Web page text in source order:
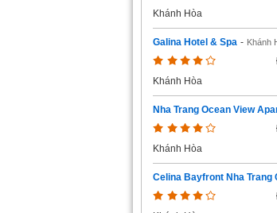
Khánh Hòa
Galina Hotel & Spa - Khánh
Khánh Hòa
Nha Trang Ocean View
Khánh Hòa
Celina Bayfront Nha Trang